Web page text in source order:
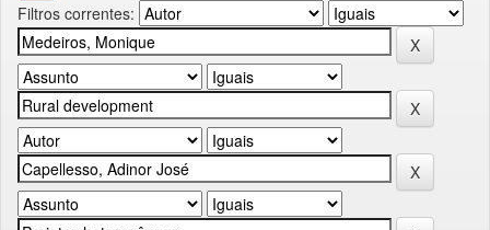
Filtros correntes: